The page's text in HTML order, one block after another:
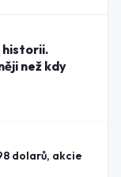
historii.
než kdy
dolarů, akcie